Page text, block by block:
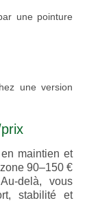
une pointure
une version
maintien et
90–150 €
delà, vous
stabilité et